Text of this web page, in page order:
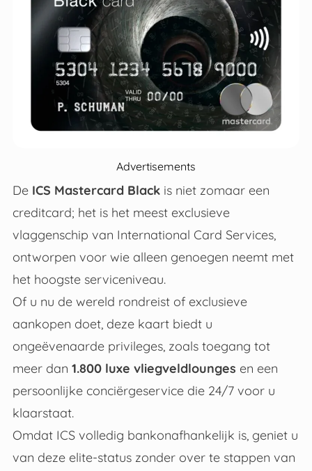
Advertisements
De ICS Mastercard Blackis niet zomaar een
creditcard; het is het meest exclusieve
vlaggenschip van International Card Services,
ontworpen voor wie alleen genoegen neemt met
het hoogste serviceniveau.
Of u nu de wereld rondreist of exclusieve
aankopen doet, deze kaart biedt u
ongeëvenaarde privileges, zoals toegang tot
meer dan 1.800 luxe vliegveldlounges en een
persoonlijke conciërgeservice die 24/7 voor u
klaarstaat.
Omdat ICS volledig bankonafhankelijk is, geniet u
van deze elite-status zonder over te stappen van